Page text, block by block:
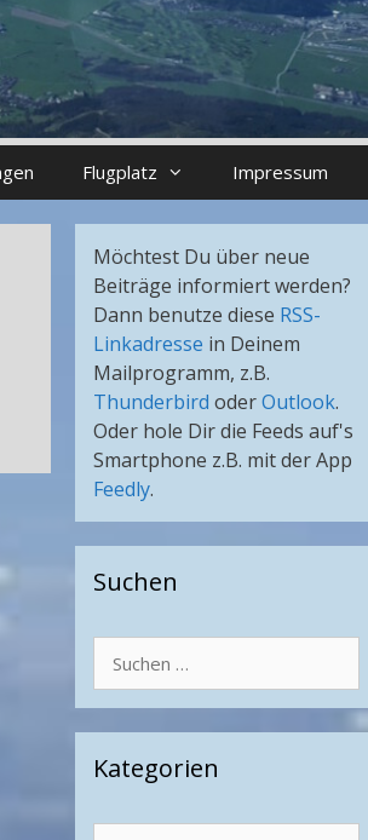
Flugplatz Impressum
Möchtest Du über neue
Beiträge informiert werden?
Dann benutze diese RSS-
Linkadresse in Deinem
Mailprogramm, z.B.
Thunderbird oderOutlook.
Oder hole Dir die Feeds auf's
Smartphone z.B. mit der App
Feedly.
Suchen
nach:
Kategorien